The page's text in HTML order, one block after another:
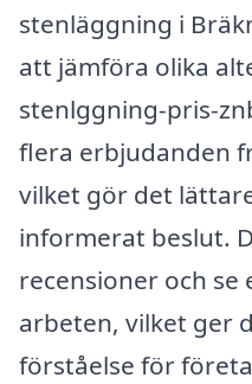
stenläggning i
att jämföra olika
stenlggning-pris-
flera erbjudanden
vilket gör det
informerat beslut.
recensioner och se
arbeten, vilket ger
förståelse för